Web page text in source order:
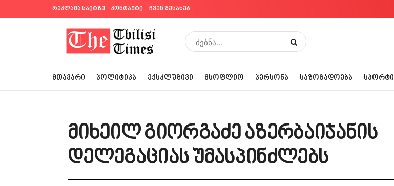
რეკლამა საიტზე კონტაქტი ჩვენ შესახებ
ᲛᲗᲐᲕᲐᲠᲘ ᲞᲝᲚᲘᲢᲘᲙᲐ ᲔᲥᲡᲙᲚᲣᲖᲘᲕᲘ ᲛᲡᲝᲤᲚᲘᲝ ᲞᲔᲠᲡᲝᲜᲐ ᲡᲐᲖᲝᲒᲐᲓᲝᲔᲑᲐ ᲡᲞᲝᲠᲢᲘ
მიხეილ გიორგაძე აზერბაიჯანის
დელეგაციას უმასპინძლებს